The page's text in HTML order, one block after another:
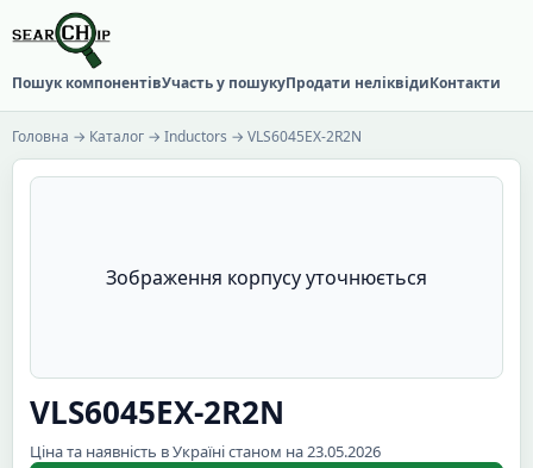
Пошук компонентівУчасть у пошукуПродати неліквідиКонтакти
Головна → Каталог → Inductors → VLS6045EX-2R2N
Зображення корпусу уточнюється
VLS6045EX-2R2N
Ціна та наявність в Україні станом на 23.05.2026